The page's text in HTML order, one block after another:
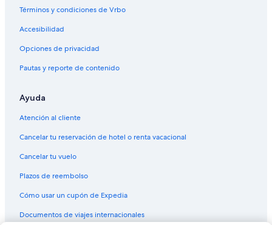
Términos y condiciones de Vrbo
Accesibilidad
Opciones de privacidad
Pautas y reporte de contenido
Ayuda
Atención al cliente
Cancelar tu reservación de hotel o renta vacacional
Cancelar tu vuelo
Plazos de reembolso
Cómo usar un cupón de Expedia
Documentos de viajes internacionales